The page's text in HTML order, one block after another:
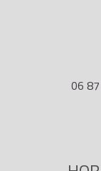
votre
envoyée
domicile
06